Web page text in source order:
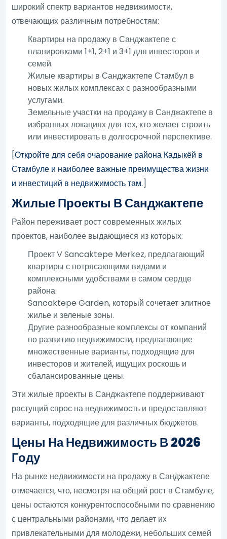
широкий спектр вариантов недвижимости,
отвечающих различным потребностям:
Квартиры на продажу в Санджактепе с
планировками 1+1, 2+1 и 3+1 для инвесторов и
семей.
Жилые квартиры в Санджактепе Стамбул в
новых жилых комплексах с разнообразными
услугами.
Земельные участки на продажу в Санджактепе в
избранных локациях для тех, кто желает строить
или инвестировать в долгосрочной перспективе.
[Откройте для себя очарование района Кадыкёй в
Стамбуле и наиболее важные преимущества жизни
и инвестиций в недвижимость там.]
Жилые Проекты В Санджактепе
Район переживает рост современных жилых
проектов, наиболее выдающиеся из которых:
Проект V Sancaktepe Merkez, предлагающий
квартиры с потрясающими видами и
комплексными удобствами в самом сердце
района.
Sancaktepe Garden, который сочетает элитное
жилье и зеленые зоны.
Другие разнообразные комплексы от компаний
по развитию недвижимости, предлагающие
множественные варианты, подходящие для
инвесторов и жителей, ищущих роскошь и
сбалансированные цены.
Эти жилые проекты в Санджактепе поддерживают
растущий спрос на недвижимость и предоставляют
варианты, подходящие для различных бюджетов.
Цены На Недвижимость В 2026
Году
На рынке недвижимости на продажу в Санджактепе
отмечается, что, несмотря на общий рост в Стамбуле,
цены остаются конкурентоспособными по сравнению
с центральными районами, что делает их
привлекательными для молодежи, небольших семей